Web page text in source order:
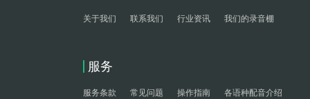
关于我们 联系我们 行业资讯 我们的录音棚
服务
服务条款 常见问题 操作指南 各语种配音介绍